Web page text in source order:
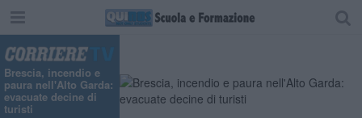
Brescia, incendio e
paura nell'Alto Garda:
evacuate decine di
turisti